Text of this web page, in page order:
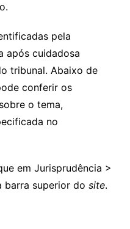
pela
após cuidadosa
tribunal. Abaixo de
conferir os
o tema,
no
em Jurisprudência >
barra superior do site.